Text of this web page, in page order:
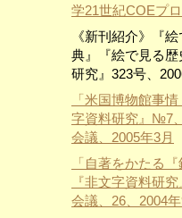
学21世紀COEプ
《新刊紹介》『
典』『絵で見る
研究』323号、
「米国博物館事
字資料研究』№7
会議、2005年3月
「自著をかたる
『非文字資料研
会議、26、2004年